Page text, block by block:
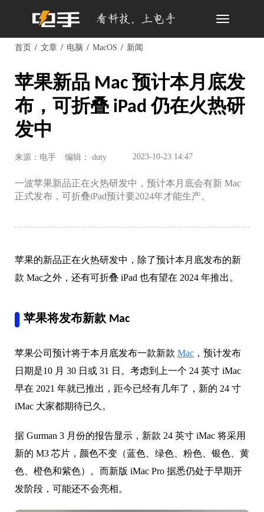
Toggle
首页 文章 电脑 MacOS 新闻
苹果新品 Mac 预计本月底发
布，可折叠 iPad 仍在火热研
发中
来源：电手 编辑： duty 2023-10-23 14:47
一波苹果新品正在火热研发中，预计本月底会有新 Mac
正式发布，可折叠iPad预计要2024年才能生产。
苹果的新品正在火热研发中，除了预计本月底发布的新
款 Mac之外，还有可折叠 iPad 也有望在 2024 年推出。
苹果将发布新款 Mac
苹果公司预计将于本月底发布一款新款 Mac ，预计发布
日期是10 月 30 日或 31 日。考虑到上一个 24 英寸 iMac
早在 2021 年就已推出，距今已经有几年了，新的 24 寸
iMac 大家都期待已久。
据 Gurman 3 月份的报告显示，新款 24 英寸 iMac 将采用
新的 M3 芯片，颜色不变（蓝色、绿色、粉色、银色、黄
色、橙色和紫色）。而新版 iMac Pro 据悉仍处于早期开
发阶段，可能还不会亮相。